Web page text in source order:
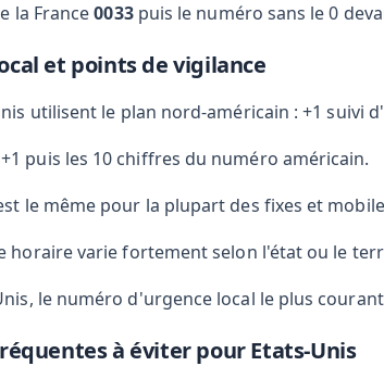
la France0033puis le numéro sans le 0
et points de vigilance
utilisent le plan nord-américain : +1
puis les 10 chiffres du numéro américain.
le même pour la plupart des fixes et
horaire varie fortement selon l'état ou le
le numéro d'urgence local le plus
à éviter pour Etats-Unis